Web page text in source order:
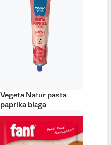
Vegeta Natur pasta
paprika blaga